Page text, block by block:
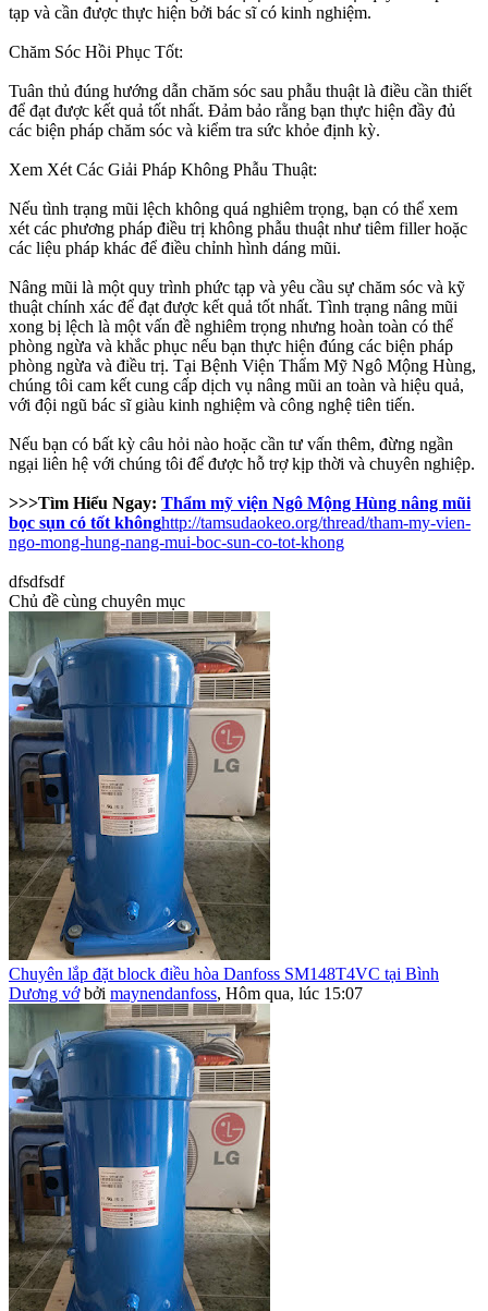
tạp và cần được thực hiện bởi bác sĩ có kinh nghiệm.
Chăm Sóc Hồi Phục Tốt:
Tuân thủ đúng hướng dẫn chăm sóc sau phẫu thuật là điều cần thiết
để đạt được kết quả tốt nhất. Đảm bảo rằng bạn thực hiện đầy đủ
các biện pháp chăm sóc và kiểm tra sức khỏe định kỳ.
Xem Xét Các Giải Pháp Không Phẫu Thuật:
Nếu tình trạng mũi lệch không quá nghiêm trọng, bạn có thể xem
xét các phương pháp điều trị không phẫu thuật như tiêm filler hoặc
các liệu pháp khác để điều chỉnh hình dáng mũi.
Nâng mũi là một quy trình phức tạp và yêu cầu sự chăm sóc và kỹ
thuật chính xác để đạt được kết quả tốt nhất. Tình trạng nâng mũi
xong bị lệch là một vấn đề nghiêm trọng nhưng hoàn toàn có thể
phòng ngừa và khắc phục nếu bạn thực hiện đúng các biện pháp
phòng ngừa và điều trị. Tại Bệnh Viện Thẩm Mỹ Ngô Mộng Hùng,
chúng tôi cam kết cung cấp dịch vụ nâng mũi an toàn và hiệu quả,
với đội ngũ bác sĩ giàu kinh nghiệm và công nghệ tiên tiến.
Nếu bạn có bất kỳ câu hỏi nào hoặc cần tư vấn thêm, đừng ngần
ngại liên hệ với chúng tôi để được hỗ trợ kịp thời và chuyên nghiệp.
>>>Tìm Hiểu Ngay: Thẩm mỹ viện Ngô Mộng Hùng nâng mũi
bọc sụn có tốt khônghttp://tamsudaokeo.org/thread/tham-my-vien-
ngo-mong-hung-nang-mui-boc-sun-co-tot-khong
dfsdfsdf
Chủ đề cùng chuyên mục
Chuyên lắp đặt block điều hòa Danfoss SM148T4VC tại Bình
Dương vớ bởi maynendanfoss, Hôm qua, lúc 15:07